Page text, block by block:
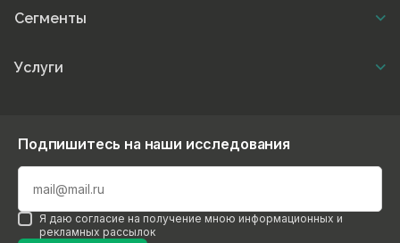
Сегменты
Услуги
Подпишитесь на наши исследования
Я даю согласие на получение мною информационных и
рекламных рассылок